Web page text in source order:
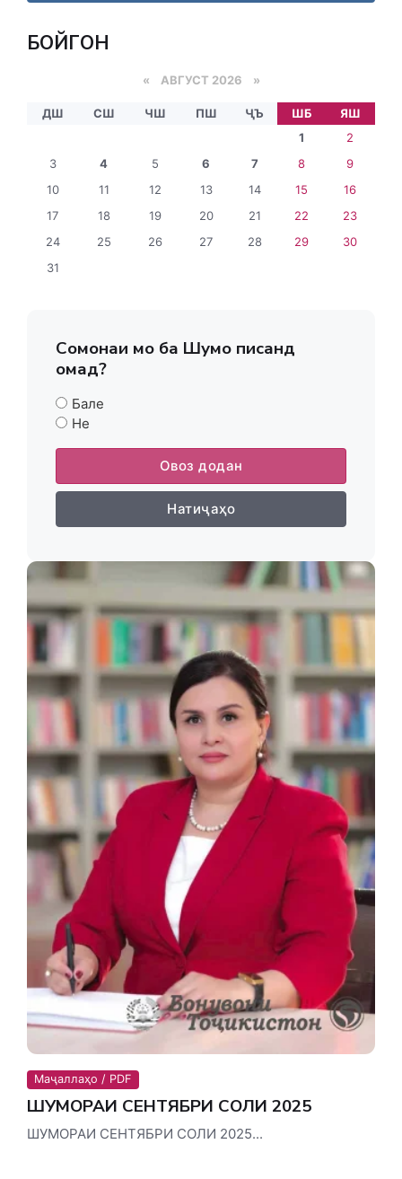
БОЙГОНӢ
« АВГУСТ 2026 »
ДШ СШ ЧШ ПШ ҶЪ ШБ
ЯШ
1
2
3
4 5 6 7 8
9
10
11 12 13 14 15
16
17
18 19 20 21 22
23
24
25 26 27 28 29
30
31
Сомонаи мо ба Шумо писанд
омад?
Бале
Не
Овоз додан
Натиҷаҳо
Маҷаллаҳо / PDF
ШУМОРАИ СЕНТЯБРИ СОЛИ 2025
ШУМОРАИ СЕНТЯБРИ СОЛИ 2025...